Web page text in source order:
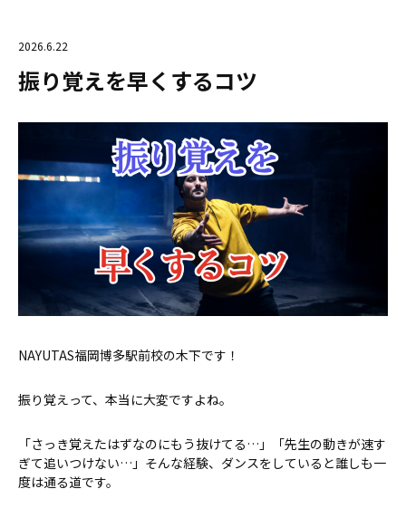
2026.6.22
振り覚えを早くするコツ
NAYUTAS福岡博多駅前校の木下です！
振り覚えって、本当に大変ですよね。
「さっき覚えたはずなのにもう抜けてる…」「先生の動きが速す
ぎて追いつけない…」そんな経験、ダンスをしていると誰しも一
度は通る道です。